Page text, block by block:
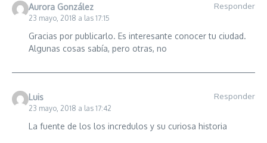
Aurora González
23 mayo, 2018 a las 17:15
Responder
Gracias por publicarlo. Es interesante conocer tu ciudad.
Algunas cosas sabía, pero otras, no
Luis
23 mayo, 2018 a las 17:42
Responder
La fuente de los los incredulos y su curiosa historia